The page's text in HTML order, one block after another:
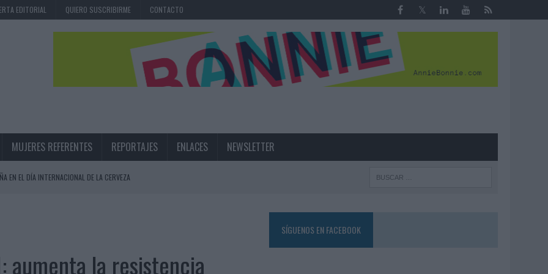
EDITORIAL QUIERO SUSCRIBIRME CONTACTO
MUJERES REFERENTES REPORTAJES ENLACES NEWSLETTER
EN EL DÍA INTERNACIONAL DE LA CERVEZA
EXPERIENCIA DE MARCA EN IBIZA
MARCAS
IA
aumenta la resistencia
SÍGUENOS EN FACEBOOK